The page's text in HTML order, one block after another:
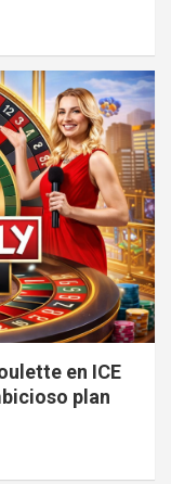
en ICE
plan